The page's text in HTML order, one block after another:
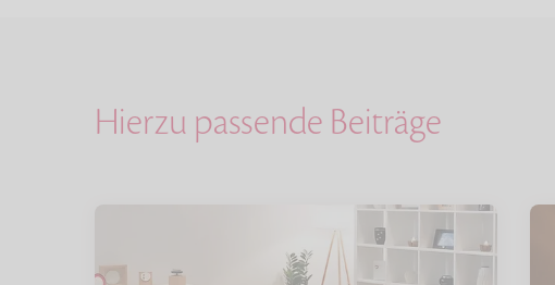
Hierzu passende Beiträge